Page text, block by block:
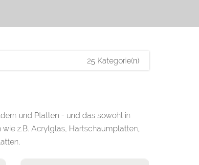
25 Kategorie(n)
und Platten - und das sowohl in
z.B. Acrylglas, Hartschaumplatten,